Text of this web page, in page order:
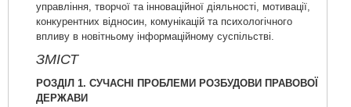
управління, творчої та інноваційної діяльності, мотивації,
конкурентних відносин, комунікацій та психологічного
впливу в новітньому інформаційному суспільстві.
ЗМІСТ
РОЗДІЛ 1. СУЧАСНІ ПРОБЛЕМИ РОЗБУДОВИ ПРАВОВОЇ
ДЕРЖАВИ